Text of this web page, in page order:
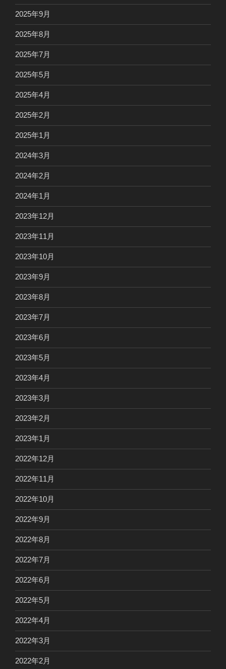
2025年9月
2025年8月
2025年7月
2025年5月
2025年4月
2025年2月
2025年1月
2024年3月
2024年2月
2024年1月
2023年12月
2023年11月
2023年10月
2023年9月
2023年8月
2023年7月
2023年6月
2023年5月
2023年4月
2023年3月
2023年2月
2023年1月
2022年12月
2022年11月
2022年10月
2022年9月
2022年8月
2022年7月
2022年6月
2022年5月
2022年4月
2022年3月
2022年2月